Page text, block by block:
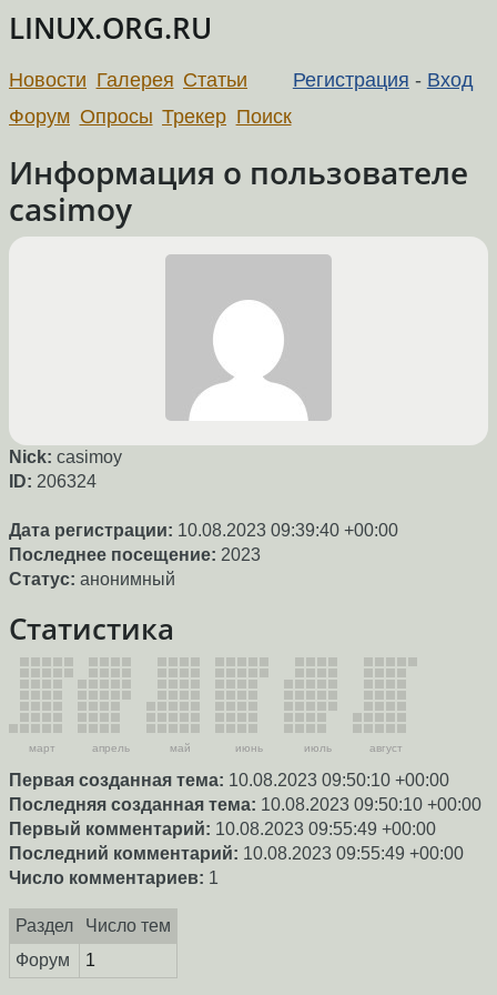
LINUX.ORG.RU
Регистрация - Вход
Новости Галерея Статьи
Форум Опросы Трекер Поиск
Информация о пользователе
casimoy
Nick: casimoy
ID: 206324
Дата регистрации: 10.08.2023 09:39:40 +00:00
Последнее посещение: 2023
Статус: анонимный
Статистика
март апрель май июнь июль август
Первая созданная тема: 10.08.2023 09:50:10 +00:00
Последняя созданная тема: 10.08.2023 09:50:10 +00:00
Первый комментарий: 10.08.2023 09:55:49 +00:00
Последний комментарий: 10.08.2023 09:55:49 +00:00
Число комментариев: 1
Раздел
Число тем
Форум
1